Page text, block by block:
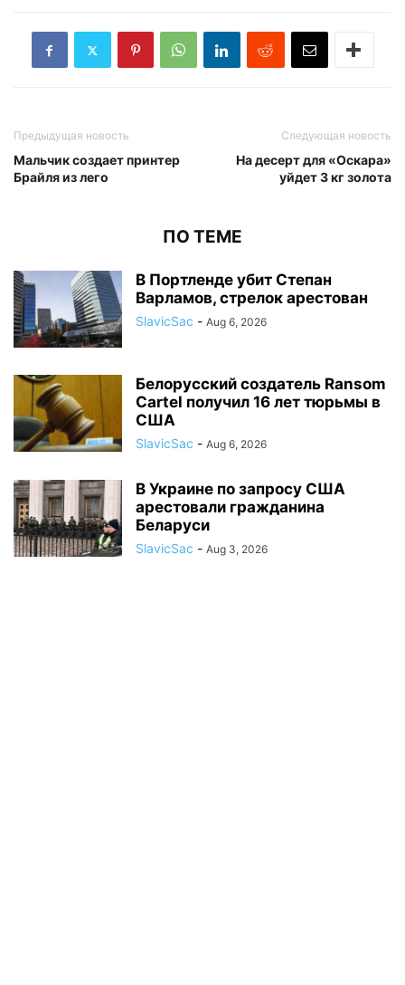
Предыдущая новость
Мальчик создает принтер
Брайля из лего
Следующая новость
На десерт для «Оскара»
уйдет 3 кг золота
ПО ТЕМЕ
В Портленде убит Степан
Варламов, стрелок арестован
SlavicSac - Aug 6, 2026
Белорусский создатель Ransom
Cartel получил 16 лет тюрьмы в
США
SlavicSac - Aug 6, 2026
В Украине по запросу США
арестовали гражданина
Беларуси
SlavicSac - Aug 3, 2026